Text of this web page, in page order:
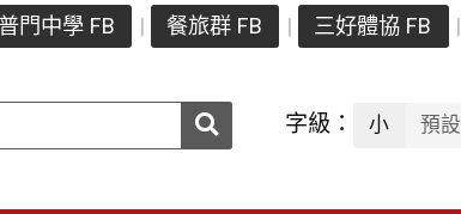
普門中學 FB 餐旅群 FB 三好體協 FB
送出 字級： 小 預設